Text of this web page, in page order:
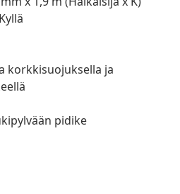
korkkisuojuksella ja
pidike